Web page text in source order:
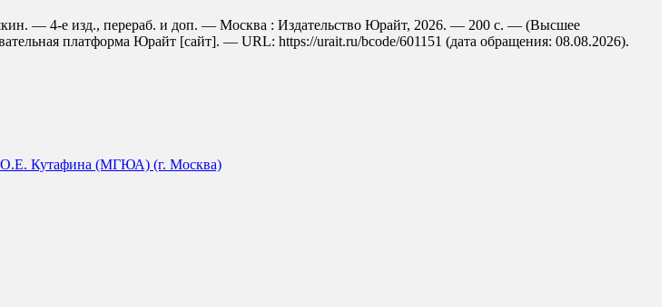
— 4-е изд., перераб. и доп. — Москва : Издательство Юрайт, 2026. — 200 с. — (Высшее
платформа Юрайт [сайт]. — URL: https://urait.ru/bcode/601151 (дата обращения: 08.08.2026).
О.Е. Кутафина (МГЮА) (г. Москва)